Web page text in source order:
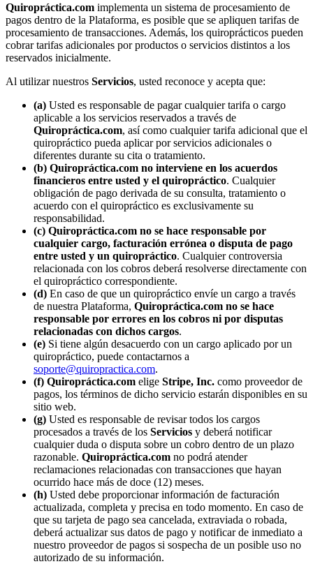
Quiropráctica.com implementa un sistema de procesamiento de
pagos dentro de la Plataforma, es posible que se apliquen tarifas de
procesamiento de transacciones. Además, los quiroprácticos pueden
cobrar tarifas adicionales por productos o servicios distintos a los
reservados inicialmente.
Al utilizar nuestros Servicios, usted reconoce y acepta que:
(a) Usted es responsable de pagar cualquier tarifa o cargo
aplicable a los servicios reservados a través de
Quiropráctica.com, así como cualquier tarifa adicional que el
quiropráctico pueda aplicar por servicios adicionales o
diferentes durante su cita o tratamiento.
(b) Quiropráctica.com no interviene en los acuerdos
financieros entre usted y el quiropráctico. Cualquier
obligación de pago derivada de su consulta, tratamiento o
acuerdo con el quiropráctico es exclusivamente su
responsabilidad.
(c) Quiropráctica.com no se hace responsable por
cualquier cargo, facturación errónea o disputa de pago
entre usted y un quiropráctico. Cualquier controversia
relacionada con los cobros deberá resolverse directamente con
el quiropráctico correspondiente.
(d) En caso de que un quiropráctico envíe un cargo a través
de nuestra Plataforma, Quiropráctica.com no se hace
responsable por errores en los cobros ni por disputas
relacionadas con dichos cargos.
(e) Si tiene algún desacuerdo con un cargo aplicado por un
quiropráctico, puede contactarnos a
soporte@quiropractica.com.
(f) Quiropráctica.com elige Stripe, Inc. como proveedor de
pagos, los términos de dicho servicio estarán disponibles en su
sitio web.
(g) Usted es responsable de revisar todos los cargos
procesados a través de los Servicios y deberá notificar
cualquier duda o disputa sobre un cobro dentro de un plazo
razonable. Quiropráctica.com no podrá atender
reclamaciones relacionadas con transacciones que hayan
ocurrido hace más de doce (12) meses.
(h) Usted debe proporcionar información de facturación
actualizada, completa y precisa en todo momento. En caso de
que su tarjeta de pago sea cancelada, extraviada o robada,
deberá actualizar sus datos de pago y notificar de inmediato a
nuestro proveedor de pagos si sospecha de un posible uso no
autorizado de su información.